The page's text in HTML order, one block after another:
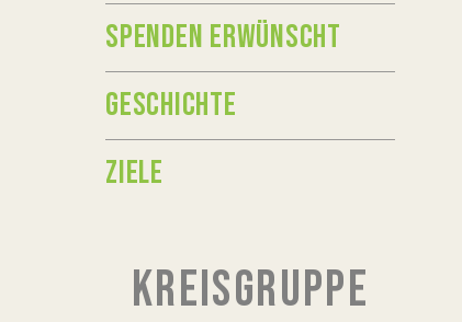
SPENDEN ERWÜNSCHT
GESCHICHTE
ZIELE
KREISGRUPPE